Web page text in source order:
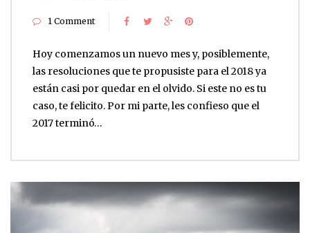
1 Comment
Hoy comenzamos un nuevo mes y, posiblemente,
las resoluciones que te propusiste para el 2018 ya
están casi por quedar en el olvido. Si este no es tu
caso, te felicito. Por mi parte, les confieso que el
2017 terminó…